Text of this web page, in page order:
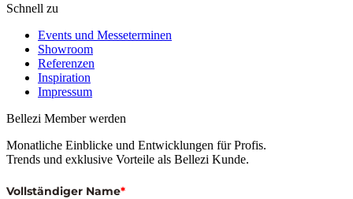
Schnell zu
Events und Messeterminen
Showroom
Referenzen
Inspiration
Impressum
Bellezi Member werden
Monatliche Einblicke und Entwicklungen für Profis.
Trends und exklusive Vorteile als Bellezi Kunde.
Vollständiger Name*